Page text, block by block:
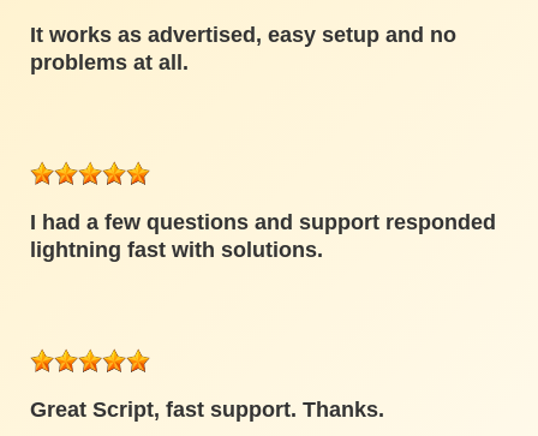
It works as advertised, easy setup and no
problems at all.
I had a few questions and support responded
lightning fast with solutions.
Great Script, fast support. Thanks.